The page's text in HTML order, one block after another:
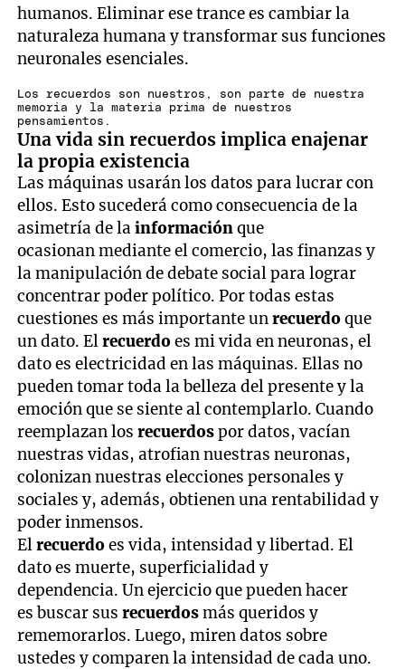
humanos. Eliminar ese trance es cambiar la
naturaleza humana y transformar sus funciones
neuronales esenciales.
Los recuerdos son nuestros, son parte de nuestra
memoria y la materia prima de nuestros
pensamientos.
Una vida sin recuerdos implica enajenar
la propia existencia
Las máquinas usarán los datos para lucrar con
ellos. Esto sucederá como consecuencia de la
asimetría de lainformaciónque
ocasionan mediante el comercio, las finanzas y
la manipulación de debate social para lograr
concentrar poder político. Por todas estas
cuestiones es más importante unrecuerdoque
un dato. Elrecuerdoes mi vida en neuronas, el
dato es electricidad en las máquinas. Ellas no
pueden tomar toda la belleza del presente y la
emoción que se siente al contemplarlo. Cuando
reemplazan losrecuerdospor datos, vacían
nuestras vidas, atrofian nuestras neuronas,
colonizan nuestras elecciones personales y
sociales y, además, obtienen una rentabilidad y
poder inmensos.
Elrecuerdoes vida, intensidad y libertad. El
dato es muerte, superficialidad y
dependencia. Un ejercicio que pueden hacer
es buscar susrecuerdosmás queridos y
rememorarlos. Luego, miren datos sobre
ustedes y comparen la intensidad de cada uno.